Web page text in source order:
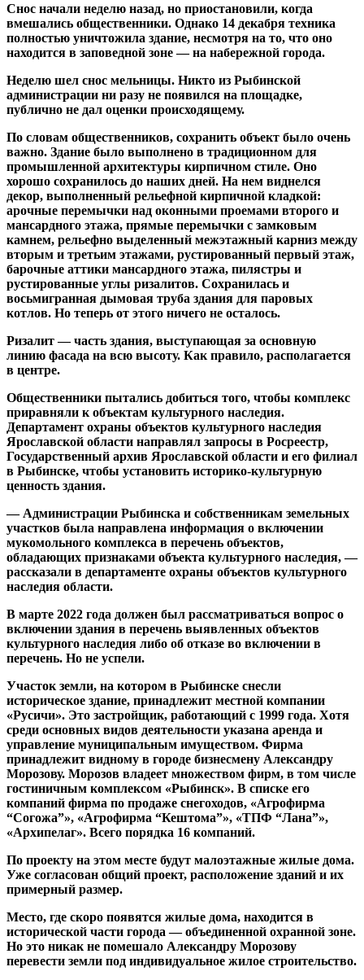
Снос начали неделю назад, но приостановили, когда
вмешались общественники. Однако 14 декабря техника
полностью уничтожила здание, несмотря на то, что оно
находится в заповедной зоне — на набережной города.
Неделю шел снос мельницы. Никто из Рыбинской
администрации ни разу не появился на площадке,
публично не дал оценки происходящему.
По словам общественников, сохранить объект было очень
важно. Здание было выполнено в традиционном для
промышленной архитектуры кирпичном стиле. Оно
хорошо сохранилось до наших дней. На нем виднелся
декор, выполненный рельефной кирпичной кладкой:
арочные перемычки над оконными проемами второго и
мансардного этажа, прямые перемычки с замковым
камнем, рельефно выделенный межэтажный карниз между
вторым и третьим этажами, рустированный первый этаж,
барочные аттики мансардного этажа, пилястры и
рустированные углы ризалитов. Сохранилась и
восьмигранная дымовая труба здания для паровых
котлов. Но теперь от этого ничего не осталось.
Ризалит — часть здания, выступающая за основную
линию фасада на всю высоту. Как правило, располагается
в центре.
Общественники пытались добиться того, чтобы комплекс
приравняли к объектам культурного наследия.
Департамент охраны объектов культурного наследия
Ярославской области направлял запросы в Росреестр,
Государственный архив Ярославской области и его филиал
в Рыбинске, чтобы установить историко-культурную
ценность здания.
— Администрации Рыбинска и собственникам земельных
участков была направлена информация о включении
мукомольного комплекса в перечень объектов,
обладающих признаками объекта культурного наследия, —
рассказали в департаменте охраны объектов культурного
наследия области.
В марте 2022 года должен был рассматриваться вопрос о
включении здания в перечень выявленных объектов
культурного наследия либо об отказе во включении в
перечень. Но не успели.
Участок земли, на котором в Рыбинске снесли
историческое здание, принадлежит местной компании
«Русичи». Это застройщик, работающий с 1999 года. Хотя
среди основных видов деятельности указана аренда и
управление муниципальным имуществом. Фирма
принадлежит видному в городе бизнесмену Александру
Морозову. Морозов владеет множеством фирм, в том числе
гостиничным комплексом «Рыбинск». В списке его
компаний фирма по продаже снегоходов, «Агрофирма
“Согожа”», «Агрофирма “Кештома”», «ТПФ “Лана”»,
«Архипелаг». Всего порядка 16 компаний.
По проекту на этом месте будут малоэтажные жилые дома.
Уже согласован общий проект, расположение зданий и их
примерный размер.
Место, где скоро появятся жилые дома, находится в
исторической части города — объединенной охранной зоне.
Но это никак не помешало Александру Морозову
перевести земли под индивидуальное жилое строительство.